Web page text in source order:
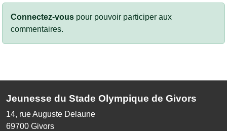
Connectez-vous pour pouvoir participer aux
commentaires.
Jeunesse du Stade Olympique de Givors
14, rue Auguste Delaune
69700 Givors